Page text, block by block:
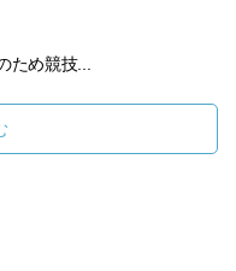
め競技...